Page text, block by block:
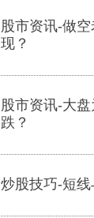
股市资讯-做
现？
股市资讯-大
跌？
炒股技巧-短